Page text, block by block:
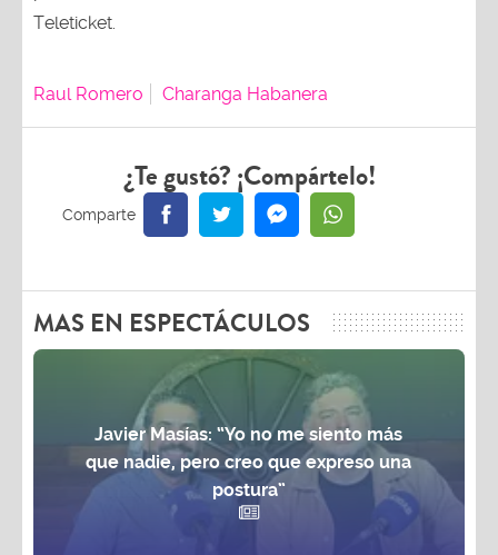
Teleticket.
Raul Romero Charanga Habanera
¿Te gustó? ¡Compártelo!
MAS EN ESPECTÁCULOS
Javier Masías: “Yo no me siento más
que nadie, pero creo que expreso una
postura”